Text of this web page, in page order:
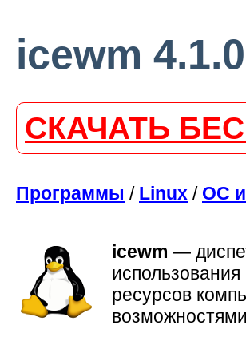
icewm 4.1.0
СКАЧАТЬ
Программы / Linux / ОС
icewm —
ресурсов